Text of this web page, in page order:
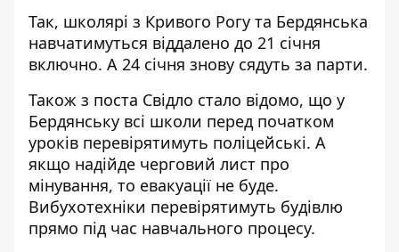
Так, школярі з Кривого Рогу та Бердянська
навчатимуться віддалено до 21 січня
включно. А 24 січня знову сядуть за парти.
Також з поста Свідло стало відомо, що у
Бердянську всі школи перед початком
уроків перевірятимуть поліцейські. А
якщо надійде черговий лист про
мінування, то евакуації не буде.
Вибухотехніки перевірятимуть будівлю
прямо під час навчального процесу.